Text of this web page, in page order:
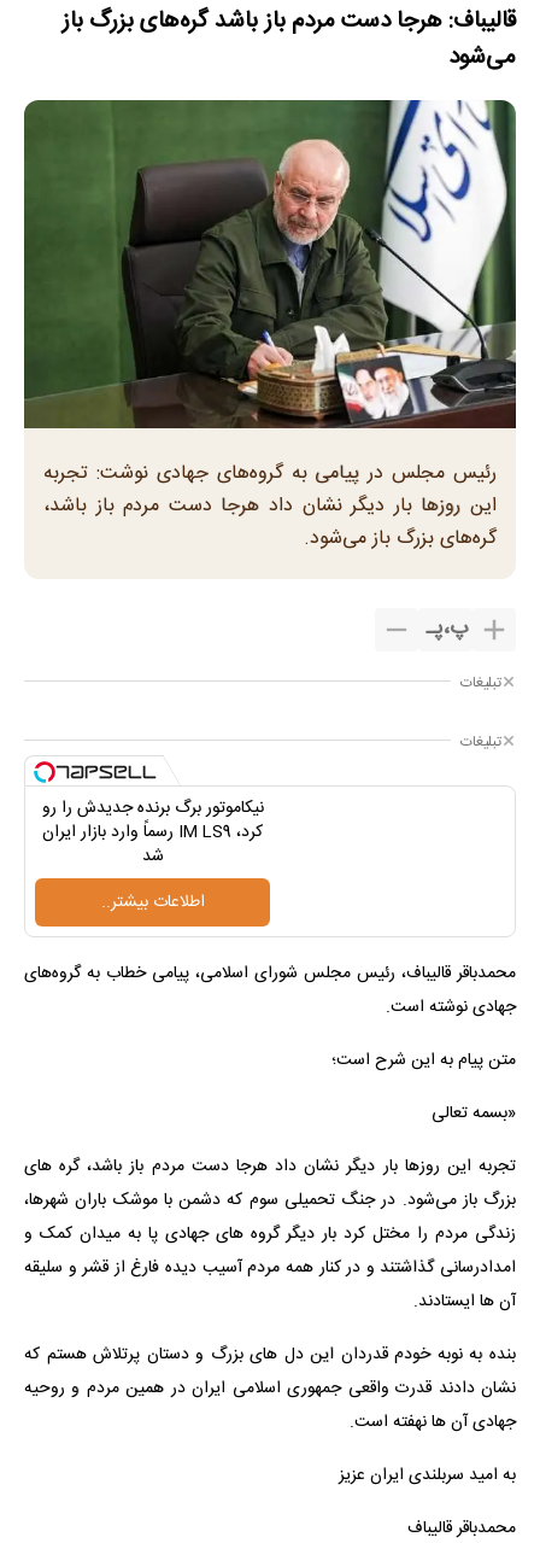
قالیباف: هرجا دست مردم باز باشد گره‌های بزرگ باز
می‌شود
رئیس مجلس در پیامی به گروه‌های جهادی نوشت: تجربه
این روز‌ها بار دیگر نشان داد هرجا دست مردم باز باشد،
گره‌های بزرگ باز می‌شود.
پ،پـ
تبلیغات
تبلیغات
نیکاموتور برگ برنده جدیدش را رو
کرد، IM LS9 رسماً وارد بازار ایران
شد
اطلاعات بیشتر..
محمدباقر قالیباف، رئیس مجلس شورای اسلامی، پیامی خطاب به گروه‌های
جهادی نوشته است.
متن پیام به این شرح است؛
«بسمه تعالی
تجربه این روزها بار دیگر نشان داد هرجا دست مردم باز باشد، گره های
بزرگ باز می‌شود. در جنگ تحمیلی سوم که دشمن با موشک باران شهرها،
زندگی مردم را مختل کرد بار دیگر گروه های جهادی پا به میدان کمک و
امدادرسانی گذاشتند و در کنار همه مردم آسیب دیده فارغ از قشر و سلیقه
آن ها ایستادند.
بنده به نوبه خودم قدردان این دل های بزرگ و دستان پرتلاش هستم که
نشان دادند قدرت واقعی جمهوری اسلامی ایران در همین مردم و روحیه
جهادی آن ها نهفته است.
به امید سربلندی ایران عزیز
محمدباقر قالیباف